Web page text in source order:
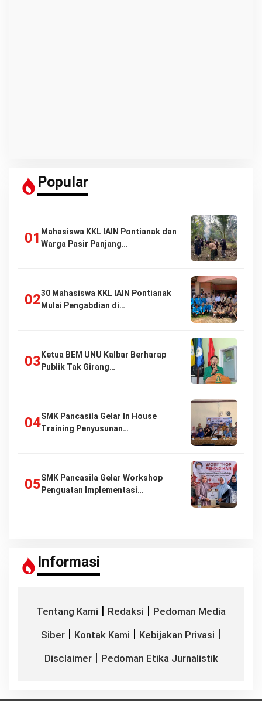
Popular
Mahasiswa KKL IAIN Pontianak dan
Warga Pasir Panjang…
30 Mahasiswa KKL IAIN Pontianak
Mulai Pengabdian di…
Ketua BEM UNU Kalbar Berharap
Publik Tak Girang…
SMK Pancasila Gelar In House
Training Penyusunan…
SMK Pancasila Gelar Workshop
Penguatan Implementasi…
Informasi
Tentang Kami | Redaksi | Pedoman Media
Siber | Kontak Kami | Kebijakan Privasi |
Disclaimer| Pedoman Etika Jurnalistik